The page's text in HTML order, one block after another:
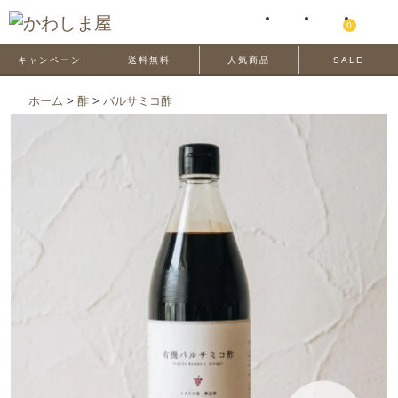
0
キャンペーン 送料無料 人気商品 SALE
ホーム > 酢 > バルサミコ酢